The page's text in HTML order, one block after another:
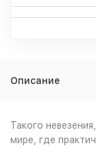
Описание
Такого
мире, где